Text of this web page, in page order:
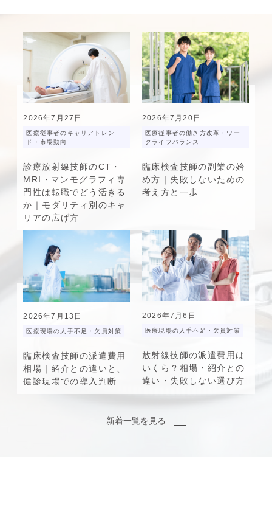
2026年7月27日
医療従事者のキャリアトレン
ド・市場動向
診療放射線技師のCT・
MRI・マンモグラフィ専
門性は転職でどう活きる
か｜モダリティ別のキャ
リアの広げ方
2026年7月20日
医療従事者の働き方改革・ワー
クライフバランス
臨床検査技師の副業の始
め方｜失敗しないための
考え方と一歩
2026年7月13日
医療現場の人手不足・欠員対策
臨床検査技師の派遣費用
相場｜紹介との違いと、
健診現場での導入判断
2026年7月6日
医療現場の人手不足・欠員対策
放射線技師の派遣費用は
いくら？相場・紹介との
違い・失敗しない選び方
新着一覧を見る